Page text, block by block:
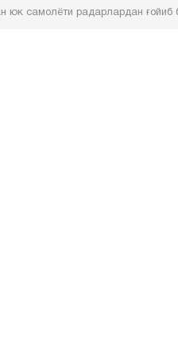
юк самолёти радарлардан ғойиб